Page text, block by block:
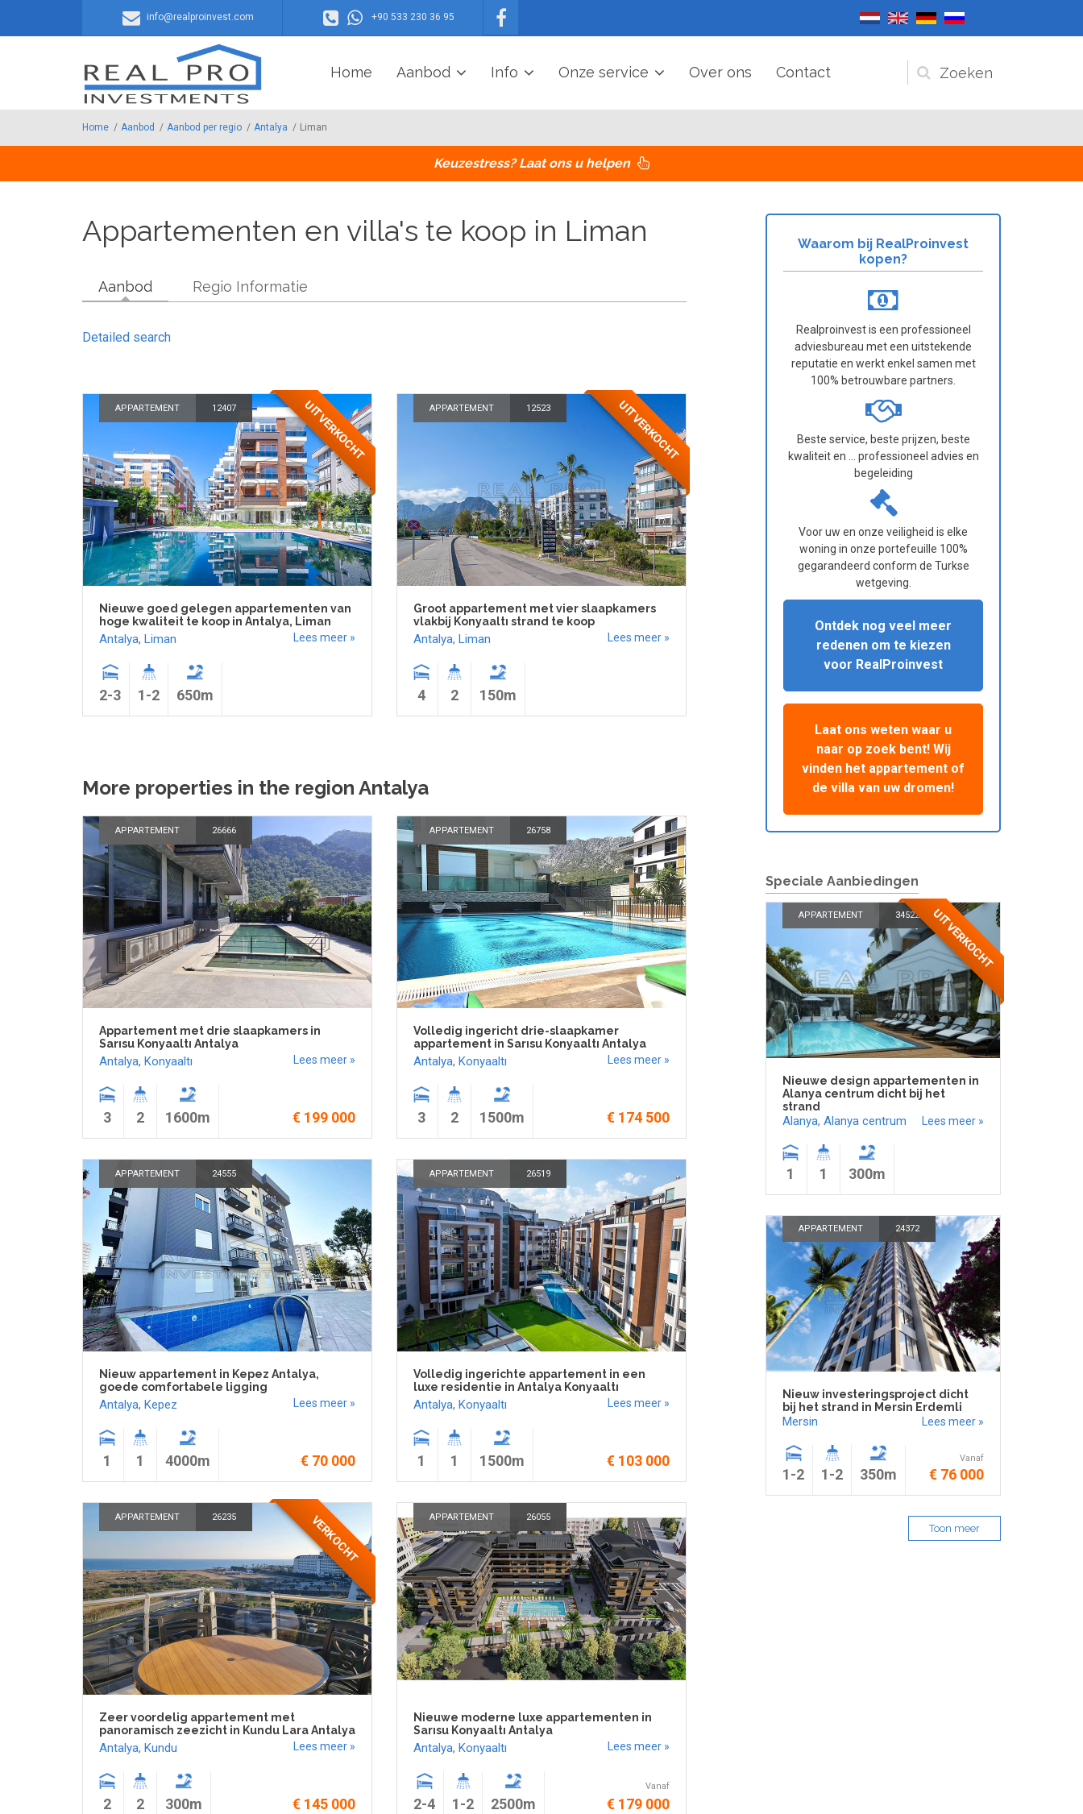
Overslaan en naar de inhoud gaaninfo@realproinvest.com +90 533 230 36 95
Zoekveld
Home Aanbod Info Onze service Over ons Contact
Home / Aanbod / Aanbod per regio / Antalya / Liman
Keuzestress? Laat ons u helpen
Appartementen en villa's te koop in Liman
Aanbod Regio Informatie
Detailed search
APPARTEMENT 12407 UITVERKOCHT
Nieuwe goed gelegen appartementen van
hoge kwaliteit te koop in Antalya, Liman
Antalya, Liman Lees meer »
2-3 1-2 650m
APPARTEMENT 12523 UITVERKOCHT
Groot appartement met vier slaapkamers
vlakbij Konyaaltı strand te koop
Antalya, Liman Lees meer »
4 2 150m
More properties in the region Antalya
APPARTEMENT 26666
Appartement met drie slaapkamers in
Sarısu Konyaaltı Antalya
Antalya, Konyaaltı Lees meer »
3 2 1600m € 199 000
APPARTEMENT 26758
Volledig ingericht drie-slaapkamer
appartement in Sarısu Konyaaltı Antalya
Antalya, Konyaaltı Lees meer »
3 2 1500m € 174 500
APPARTEMENT 24555
Nieuw appartement in Kepez Antalya,
goede comfortabele ligging
Antalya, Kepez Lees meer »
1 1 4000m € 70 000
APPARTEMENT 26519
Volledig ingerichte appartement in een
luxe residentie in Antalya Konyaaltı
Antalya, Konyaaltı Lees meer »
1 1 1500m € 103 000
APPARTEMENT 26235 VERKOCHT
Zeer voordelig appartement met
panoramisch zeezicht in Kundu Lara Antalya
Antalya, Kundu Lees meer »
2 2 300m € 145 000
APPARTEMENT 26055
Nieuwe moderne luxe appartementen in
Sarısu Konyaaltı Antalya
Antalya, Konyaaltı Lees meer »
2-4 1-2 2500m
Vanaf
€ 179 000
Waarom bij RealProinvest
kopen?
Realproinvest is een professioneel
adviesbureau met een uitstekende
reputatie en werkt enkel samen met
100% betrouwbare partners.
Beste service, beste prijzen, beste
kwaliteit en ... professioneel advies en
begeleiding
Voor uw en onze veiligheid is elke
woning in onze portefeuille 100%
gegarandeerd conform de Turkse
wetgeving.
Ontdek nog veel meer
redenen om te kiezen
voor RealProinvest
Laat ons weten waar u
naar op zoek bent! Wij
vinden het appartement of
de villa van uw dromen!
Speciale Aanbiedingen
APPARTEMENT 34522 UITVERKOCHT
Nieuwe design appartementen in
Alanya centrum dicht bij het
strand
Alanya, Alanya centrum Lees meer »
1 1 300m
APPARTEMENT 24372
Nieuw investeringsproject dicht
bij het strand in Mersin Erdemli
Mersin Lees meer »
1-2 1-2 350m
Vanaf
€ 76 000
Toon meer